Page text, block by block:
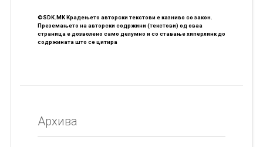
©SDK.MK Крадењето авторски текстови е казниво со закон.
Преземањето на авторски содржини (текстови) од оваа
страница е дозволено само делумно и со ставање хиперлинк до
содржината што се цитира
Архива